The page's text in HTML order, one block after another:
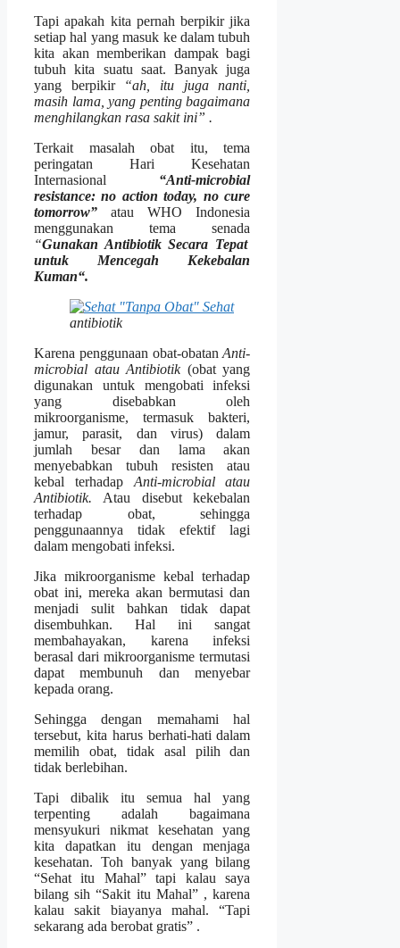
Tapi apakah kita pernah berpikir jika
setiap hal yang masuk ke dalam tubuh
kita akan memberikan dampak bagi
tubuh kita suatu saat. Banyak juga
yang berpikir “ah, itu juga nanti,
masih lama, yang penting bagaimana
menghilangkan rasa sakit ini” .
Terkait masalah obat itu, tema
peringatan Hari Kesehatan
Internasional
“Anti-microbial
resistance: no action today, no cure
tomorrow”
atau WHO Indonesia
menggunakan tema senada
“Gunakan Antibiotik Secara Tepat
untuk Mencegah Kekebalan
Kuman“.
antibiotik
Karena penggunaan obat-obatanAnti-
microbial atau Antibiotik(obat yang
digunakan untuk mengobati infeksi
yang disebabkan oleh
mikroorganisme, termasuk bakteri,
jamur, parasit, dan virus) dalam
jumlah besar dan lama akan
menyebabkan tubuh resisten atau
kebal terhadap Anti-microbial atau
Antibiotik. Atau disebut kekebalan
terhadap obat, sehingga
penggunaannya tidak efektif lagi
dalam mengobati infeksi.
Jika mikroorganisme kebal terhadap
obat ini, mereka akan bermutasi dan
menjadi sulit bahkan tidak dapat
disembuhkan. Hal ini sangat
membahayakan, karena infeksi
berasal dari mikroorganisme termutasi
dapat membunuh dan menyebar
kepada orang.
Sehingga dengan memahami hal
tersebut, kita harus berhati-hati dalam
memilih obat, tidak asal pilih dan
tidak berlebihan.
Tapi dibalik itu semua hal yang
terpenting adalah bagaimana
mensyukuri nikmat kesehatan yang
kita dapatkan itu dengan menjaga
kesehatan. Toh banyak yang bilang
“Sehat itu Mahal” tapi kalau saya
bilang sih “Sakit itu Mahal” , karena
kalau sakit biayanya mahal. “Tapi
sekarang ada berobat gratis” .